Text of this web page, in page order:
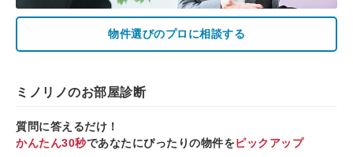
物件選びのプロに相談する
ミノリノのお部屋診断
質問に答えるだけ！
かんたん30秒であなたにぴったりの物件をピックアップ